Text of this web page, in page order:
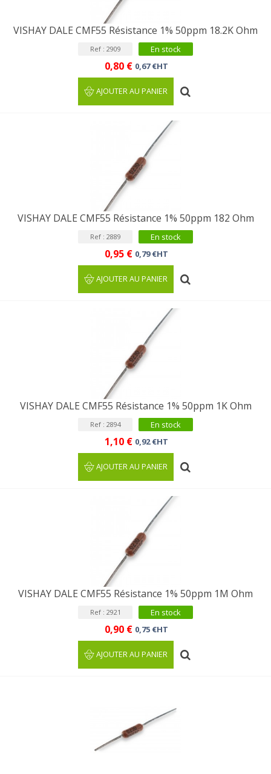
VISHAY DALE CMF55 Résistance 1% 50ppm 18.2K Ohm
Ref : 2909 En stock
0,80 € 0,67 €HT
AJOUTER AU PANIER
VISHAY DALE CMF55 Résistance 1% 50ppm 182 Ohm
Ref : 2889 En stock
0,95 € 0,79 €HT
AJOUTER AU PANIER
VISHAY DALE CMF55 Résistance 1% 50ppm 1K Ohm
Ref : 2894 En stock
1,10 € 0,92 €HT
AJOUTER AU PANIER
VISHAY DALE CMF55 Résistance 1% 50ppm 1M Ohm
Ref : 2921 En stock
0,90 € 0,75 €HT
AJOUTER AU PANIER